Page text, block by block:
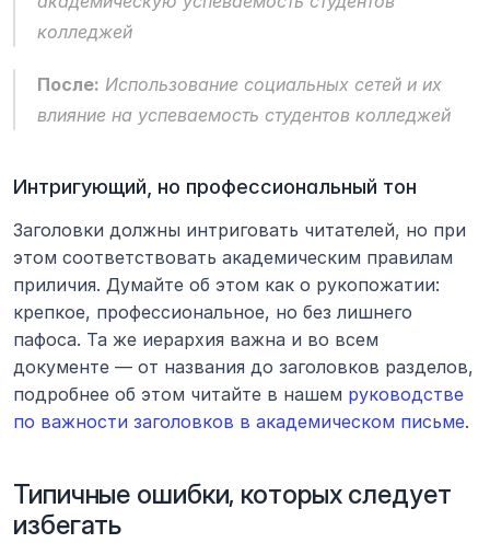
колледжей
После: Использование социальных сетей и их
влияние на успеваемость студентов колледжей
Интригующий, но профессиональный тон
Заголовки должны интриговать читателей, но при
этом соответствовать академическим правилам
приличия. Думайте об этом как о рукопожатии:
крепкое, профессиональное, но без лишнего
пафоса. Та же иерархия важна и во всем
документе — от названия до заголовков разделов,
подробнее об этом читайте в нашем руководстве
по важности заголовков в академическом письме.
Типичные ошибки, которых следует
избегать